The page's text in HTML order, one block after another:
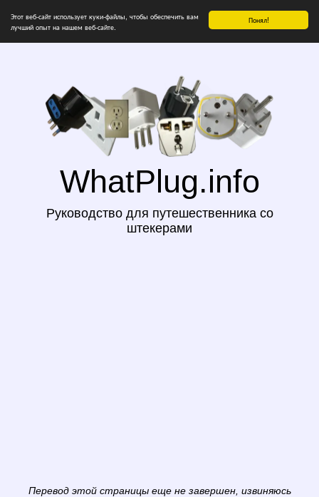
Понял!
Этот веб-сайт использует куки-файлы, чтобы обеспечить вам
лучший опыт на нашем веб-сайте.
WhatPlug.info
Руководство для путешественника со
штекерами
Перевод этой страницы еще не завершен, извиняюсь